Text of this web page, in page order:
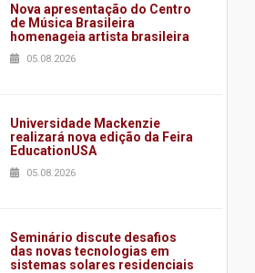
Nova apresentação do Centro
de Música Brasileira
homenageia artista brasileira
05.08.2026
Universidade Mackenzie
realizará nova edição da Feira
EducationUSA
05.08.2026
Seminário discute desafios
das novas tecnologias em
sistemas solares residenciais